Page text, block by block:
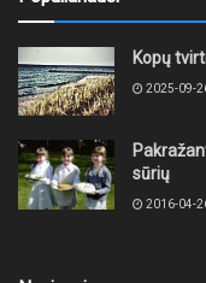
Kopų
2025-09-
sūrių
2016-04-